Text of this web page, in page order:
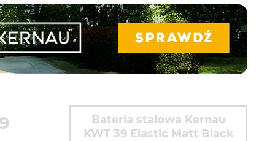
Bateria stalowa Kernau
KWT 39 Elastic Matt Black